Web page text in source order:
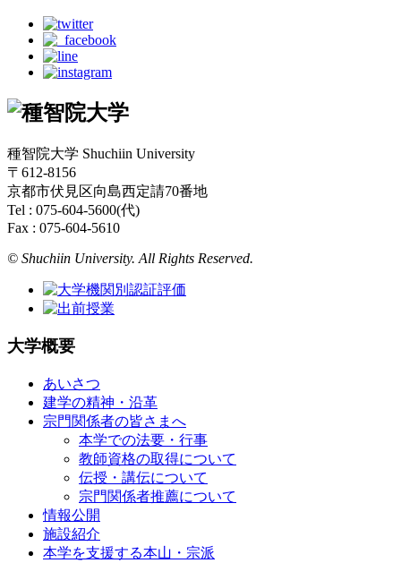
種智院大学 Shuchiin University
〒612-8156
京都市伏見区向島西定請70番地
Tel : 075-604-5600(代)
Fax : 075-604-5610
© Shuchiin University. All Rights Reserved.
大学概要
あいさつ
建学の精神・沿革
宗門関係者の皆さまへ
本学での法要・行事
教師資格の取得について
伝授・講伝について
宗門関係者推薦について
情報公開
施設紹介
本学を支援する本山・宗派